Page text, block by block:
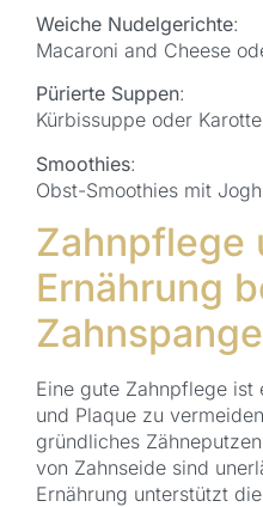
Weiche Nudelgerichte:
Macaroni and Cheese
Pürierte Suppen:
Kürbissuppe oder
Smoothies:
Obst-Smoothies mit
Zahnpflege
Ernährung
Zahnspange
Eine gute Zahnpflege ist
und Plaque zu
gründliches
von Zahnseide sind
Ernährung unterstützt